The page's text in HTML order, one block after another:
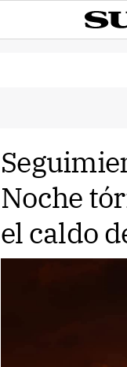
Noche
el caldo